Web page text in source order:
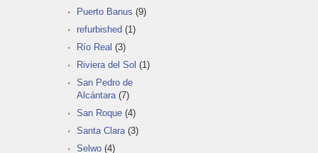
Puerto Banus (9)
refurbished (1)
Río Real (3)
Riviera del Sol (1)
San Pedro de
Alcántara (7)
San Roque (4)
Santa Clara (3)
Selwo (4)